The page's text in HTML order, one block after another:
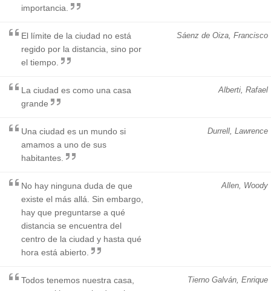
importancia.
Sáenz de Oiza, Francisco
El límite de la ciudad no está
regido por la distancia, sino por
el tiempo.
Alberti, Rafael
La ciudad es como una casa
grande
Durrell, Lawrence
Una ciudad es un mundo si
amamos a uno de sus
habitantes.
Allen, Woody
No hay ninguna duda de que
existe el más allá. Sin embargo,
hay que preguntarse a qué
distancia se encuentra del
centro de la ciudad y hasta qué
hora está abierto.
Tierno Galván, Enrique
Todos tenemos nuestra casa,